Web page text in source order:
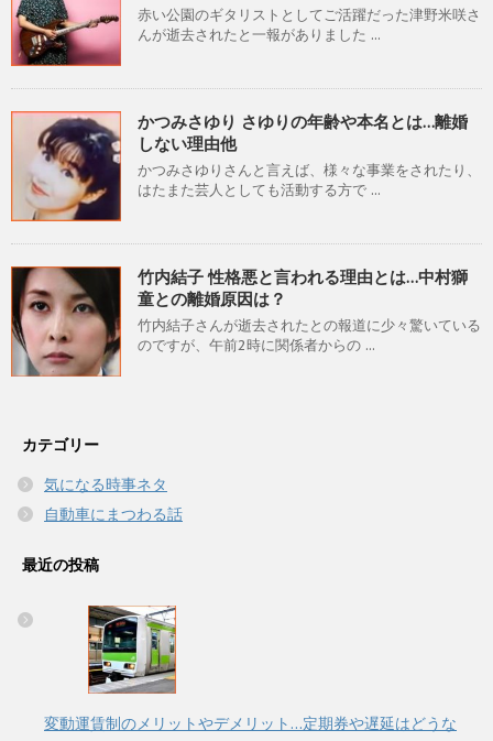
赤い公園のギタリストとしてご活躍だった津野米咲さ
んが逝去されたと一報がありました ...
かつみさゆり さゆりの年齢や本名とは…離婚
しない理由他
かつみさゆりさんと言えば、様々な事業をされたり、
はたまた芸人としても活動する方で ...
竹内結子 性格悪と言われる理由とは…中村獅
童との離婚原因は？
竹内結子さんが逝去されたとの報道に少々驚いている
のですが、午前2時に関係者からの ...
カテゴリー
気になる時事ネタ
自動車にまつわる話
最近の投稿
変動運賃制のメリットやデメリット…定期券や遅延はどうな